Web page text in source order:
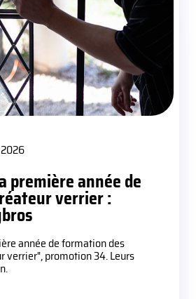
première année de
verrier :
année de formation des
verrier", promotion 34. Leurs